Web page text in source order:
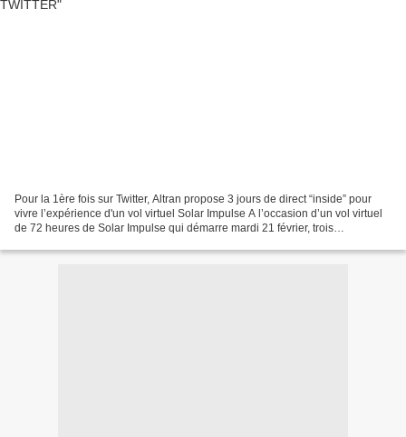
Pour la 1ère fois sur Twitter, Altran propose 3 jours de direct “inside” pour
vivre l’expérience d'un vol virtuel Solar Impulse A l’occasion d’un vol virtuel
de 72 heures de Solar Impulse qui démarre mardi 21 février, trois